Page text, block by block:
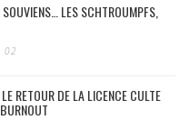
LES SCHTROUMPFS,
02
RETOUR DE LA LICENCE CULTE